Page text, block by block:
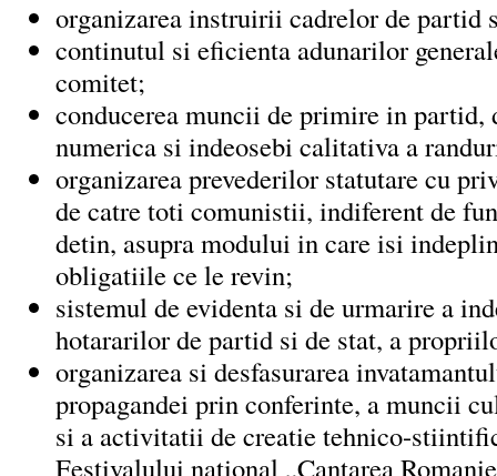
organizarea instruirii cadrelor de partid
continutul si eficienta adunarilor
comitet;
conducerea muncii de primire in partid,
numerica si indeosebi calitativa a
organizarea prevederilor statutare cu
de catre toti comunistii, indiferent de
detin, asupra modului in care isi
obligatiile ce le revin;
sistemul de evidenta si de urmarire a
hotararilor de partid si de stat, a
organizarea si desfasurarea
propagandei prin conferinte, a muncii
si a activitatii de creatie tehnico-
Festivalului national „Cantarea